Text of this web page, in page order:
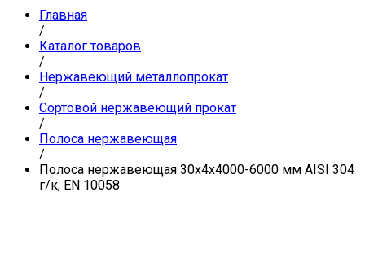
Главная
/
Каталог товаров
/
Нержавеющий металлопрокат
/
Сортовой нержавеющий прокат
/
Полоса нержавеющая
/
Полоса нержавеющая 30х4х4000-6000 мм AISI 304
г/к, EN 10058